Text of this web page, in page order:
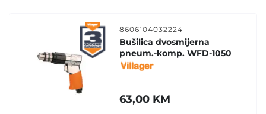
8606104032224
Bušilica dvosmijerna
pneum.-komp. WFD-1050
63,00 KM